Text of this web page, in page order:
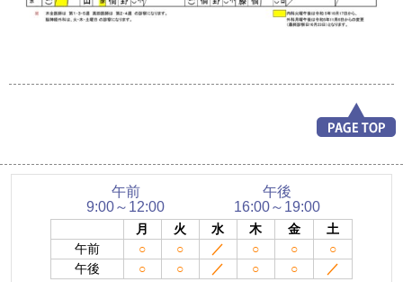
午前
9:00～12:00
午後
16:00～19:00
月 火 水 木 金
土
午前
○ ○ ／ ○ ○
○
午後
○ ○ ／ ○ ○ ／